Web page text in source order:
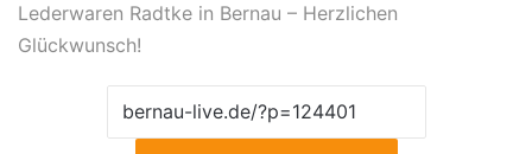
Lederwaren Radtke in Bernau – Herzlichen
Glückwunsch!